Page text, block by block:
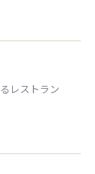
レストラン